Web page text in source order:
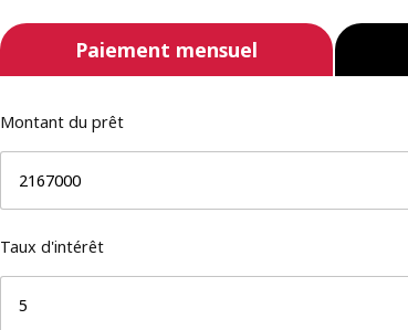
Paiement mensuel
Montant du prêt
Taux d'intérêt